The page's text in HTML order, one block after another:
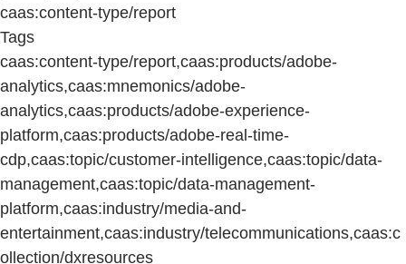
caas:content-type/report
Tags
caas:content-type/report,caas:products/adobe-
analytics,caas:mnemonics/adobe-
analytics,caas:products/adobe-experience-
platform,caas:products/adobe-real-time-
cdp,caas:topic/customer-intelligence,caas:topic/data-
management,caas:topic/data-management-
platform,caas:industry/media-and-
entertainment,caas:industry/telecommunications,caas:c
ollection/dxresources